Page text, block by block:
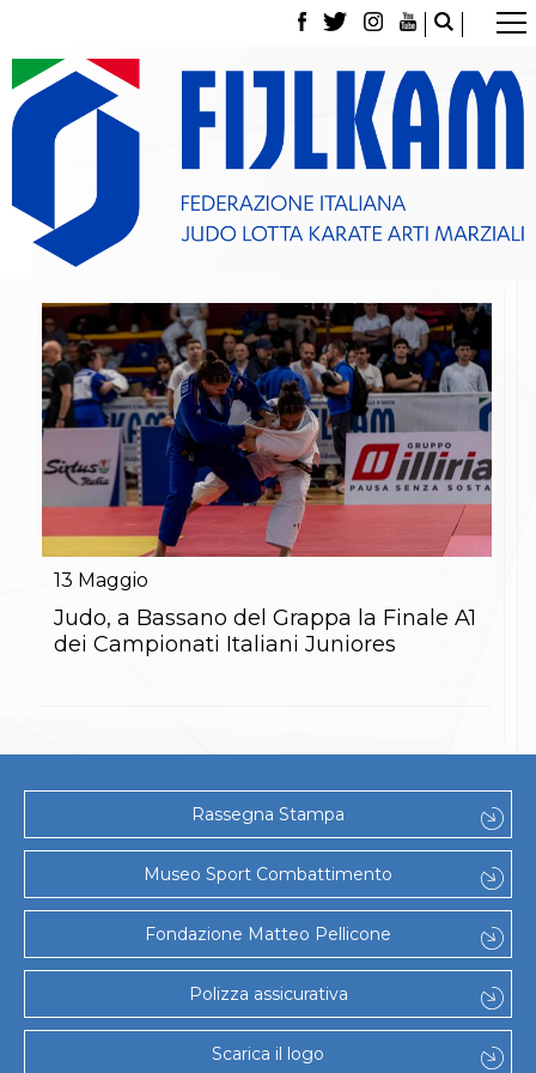
La Federazione
Tesseramento
Contatti
Norme e modulistica Affiliazioni e Tesseramenti
Classifica Società Sportive con più di 100 atleti
tesserati
Gare e Risultati
Archivio eventi
Dove siamo
Media
Partners
Trasparenza
Judo
La disciplina
News
Attività Didattica
Gare e Risultati
Albi Federali
Lotta
La disciplina
News
Karate
News
Gare e Risultati
Attività Didattica
Albi Federali
Arti marziali
Aikido
Ju Jitsu
Sumo
Capoeira
Grappling
BJJ
Pancrazio/Pankration
13 Maggio
Judo, a Bassano del Grappa la Finale A1
dei Campionati Italiani Juniores
Rassegna Stampa
Museo Sport Combattimento
Fondazione Matteo Pellicone
Polizza assicurativa
Scarica il logo